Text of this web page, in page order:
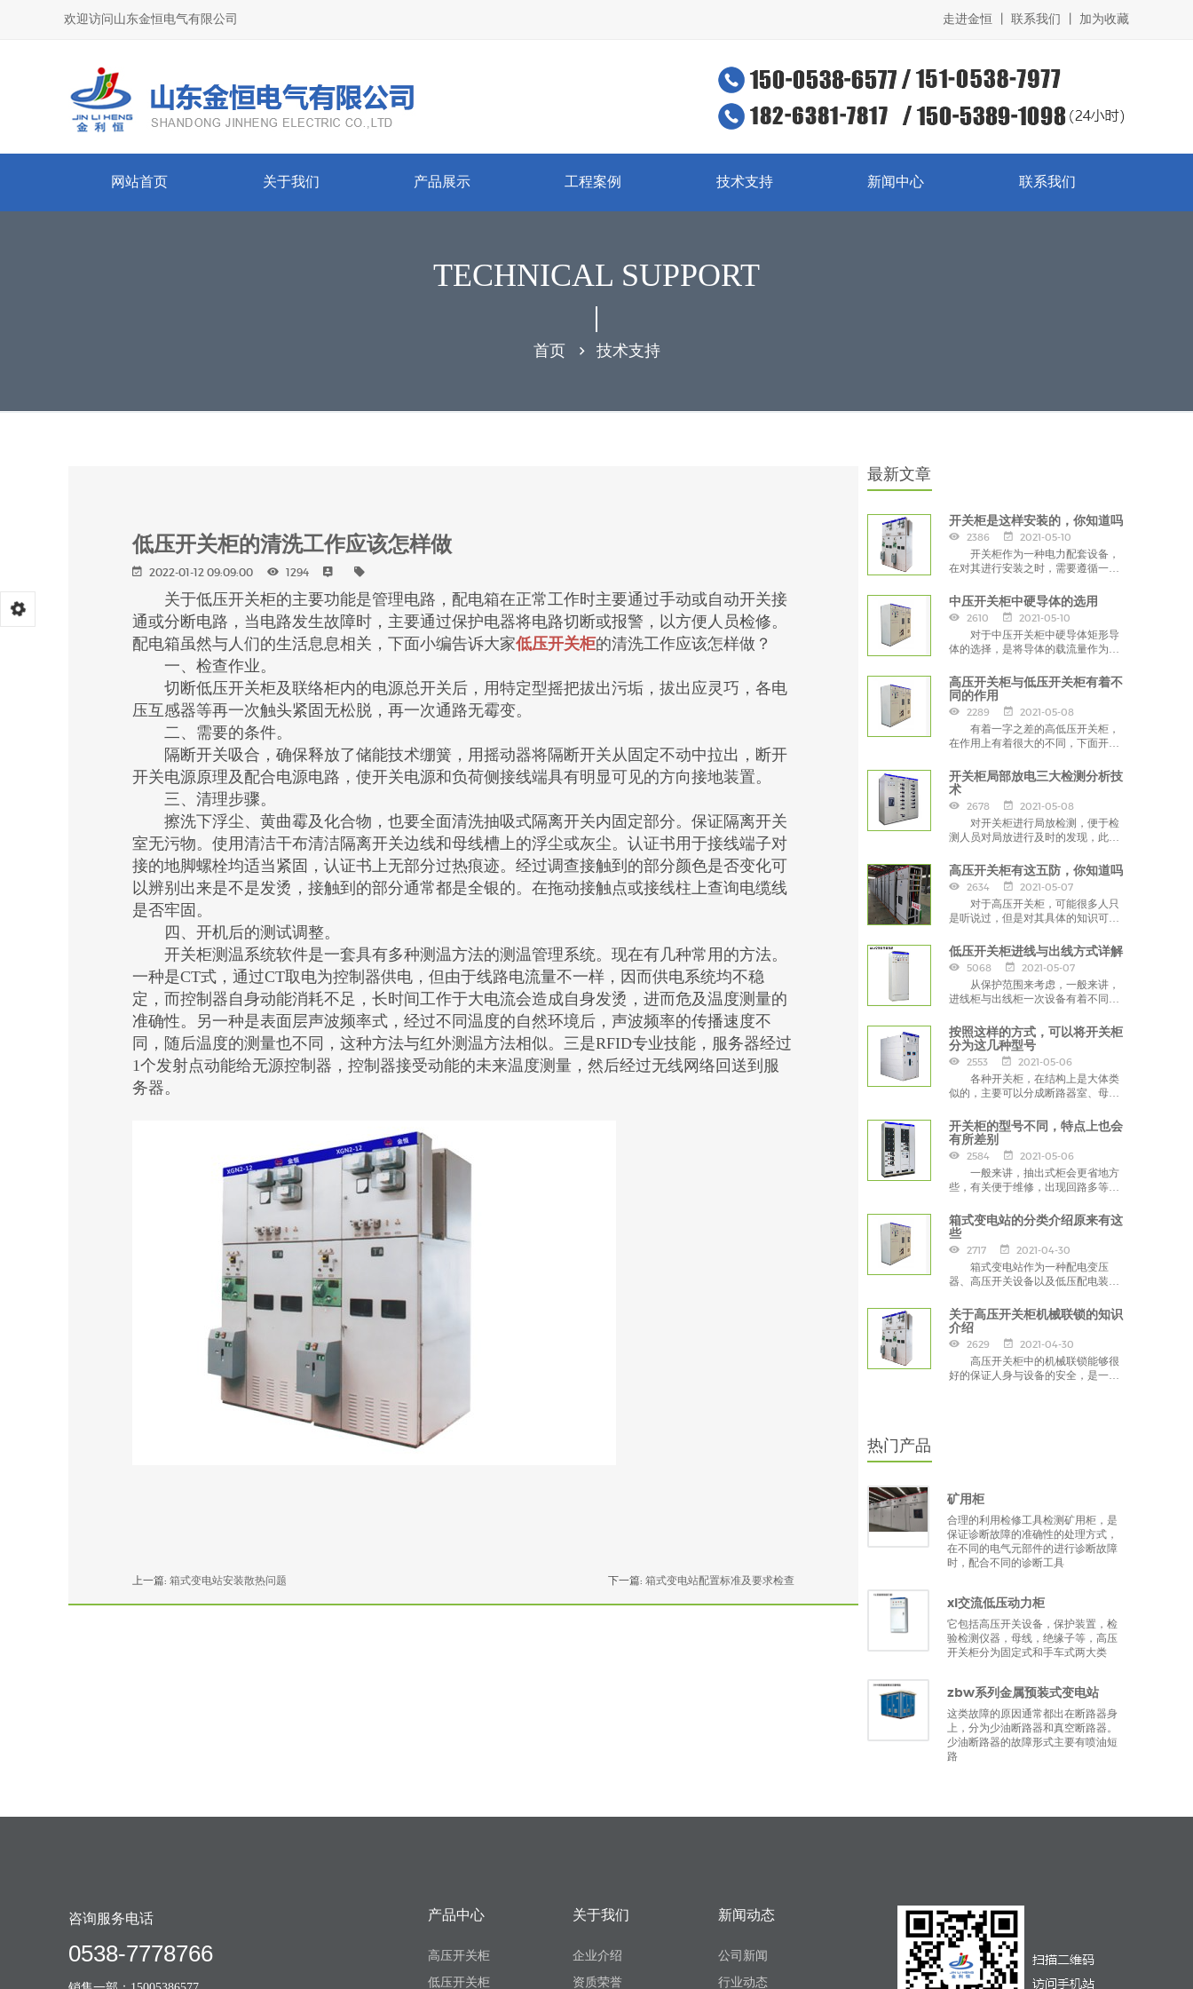
欢迎访问山东金恒电气有限公司 走进金恒 丨 联系我们 丨 加为收藏
网站首页 关于我们 产品展示 工程案例 技术支持 新闻中心 联系我们
TECHNICAL SUPPORT
首页 技术支持
低压开关柜的清洗工作应该怎样做
2022-01-12 09:09:00 1294
关于低压开关柜的主要功能是管理电路，配电箱在正常工作时主要通过手动或自动开关接
通或分断电路，当电路发生故障时，主要通过保护电器将电路切断或报警，以方便人员检修。
配电箱虽然与人们的生活息息相关，下面小编告诉大家低压开关柜的清洗工作应该怎样做？
一、检查作业。
切断低压开关柜及联络柜内的电源总开关后，用特定型摇把拔出污垢，拔出应灵巧，各电
压互感器等再一次触头紧固无松脱，再一次通路无霉变。
二、需要的条件。
隔断开关吸合，确保释放了储能技术绷簧，用摇动器将隔断开关从固定不动中拉出，断开
开关电源原理及配合电源电路，使开关电源和负荷侧接线端具有明显可见的方向接地装置。
三、清理步骤。
擦洗下浮尘、黄曲霉及化合物，也要全面清洗抽吸式隔离开关内固定部分。保证隔离开关
室无污物。使用清洁干布清洁隔离开关边线和母线槽上的浮尘或灰尘。认证书用于接线端子对
接的地脚螺栓均适当紧固，认证书上无部分过热痕迹。经过调查接触到的部分颜色是否变化可
以辨别出来是不是发烫，接触到的部分通常都是全银的。在拖动接触点或接线柱上查询电缆线
是否牢固。
四、开机后的测试调整。
开关柜测温系统软件是一套具有多种测温方法的测温管理系统。现在有几种常用的方法。
一种是CT式，通过CT取电为控制器供电，但由于线路电流量不一样，因而供电系统均不稳
定，而控制器自身动能消耗不足，长时间工作于大电流会造成自身发烫，进而危及温度测量的
准确性。另一种是表面层声波频率式，经过不同温度的自然环境后，声波频率的传播速度不
同，随后温度的测量也不同，这种方法与红外测温方法相似。三是RFID专业技能，服务器经过
1个发射点动能给无源控制器，控制器接受动能的未来温度测量，然后经过无线网络回送到服
务器。
上一篇: 箱式变电站安装散热问题 下一篇: 箱式变电站配置标准及要求检查
最新文章
开关柜是这样安装的，你知道吗
2386
2021-05-10
开关柜作为一种电力配套设备，
在对其进行安装之时，需要遵循一定
讲。
中压开关柜中硬导体的选用
2610
2021-05-10
对于中压开关柜中硬导体矩形导
体的选择，是将导体的载流量作为依
材质、环境温度以及安装形式有着一
定的关系。
高压开关柜与低压开关柜有着不
同的作用
2289
2021-05-08
有着一字之差的高低压开关柜，
在作用上有着很大的不同，下面开关
作用。
开关柜局部放电三大检测分析技
术
2678
2021-05-08
对开关柜进行局放检测，便于检
测人员对局放进行及时的发现，此过
高压开关柜有这五防，你知道吗
2634
2021-05-07
对于高压开关柜，可能很多人只
是听说过，但是对其具体的知识可能
识下其有哪五防。
低压开关柜进线与出线方式详解
5068
2021-05-07
从保护范围来考虑，一般来讲，
进线柜与出线柜一次设备有着不同的
详细的低压开关柜的进线与出线方
式。
按照这样的方式，可以将开关柜
分为这几种型号
2553
2021-05-06
各种开关柜，在结构上是大体类
似的，主要可以分成断路器室、母线
有着一定的钢板隔离。接下来，小编
给大家讲讲按照一定的方式，能够将
开关柜分为哪几种型号。
开关柜的型号不同，特点上也会
有所差别
2584
2021-05-06
一般来讲，抽出式柜会更省地方
些，有关便于维修，出现回路多等特
细就给大家详细讲讲其各种型号的特
点。
箱式变电站的分类介绍原来有这
些
2717
2021-04-30
箱式变电站作为一种配电变压
器、高压开关设备以及低压配电装
火箱体内，进行封闭的运行，那么箱
式变电站根据结构、外观、外壳材质
可以有怎样的分类。
关于高压开关柜机械联锁的知识
介绍
2629
2021-04-30
高压开关柜中的机械联锁能够很
好的保证人身与设备的安全，是一种
热门产品
矿用柜
合理的利用检修工具检测矿用柜，是
保证诊断故障的准确性的处理方式，
在不同的电气元部件的进行诊断故障
时，配合不同的诊断工具
xl交流低压动力柜
它包括高压开关设备，保护装置，检
验检测仪器，母线，绝缘子等，高压
开关柜分为固定式和手车式两大类
zbw系列金属预装式变电站
这类故障的原因通常都出在断路器身
上，分为少油断路器和真空断路器。
少油断路器的故障形式主要有喷油短
路
咨询服务电话
0538-7778766
产品中心
高压开关柜
低压开关柜
关于我们
企业介绍
资质荣誉
新闻动态
公司新闻
行业动态